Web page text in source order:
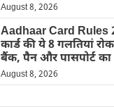
August 8, 2026
Aadhaar Card Rules
कार्ड की ये 8 गलतियां
बैंक, पैन और पासपोर्ट का
August 8, 2026